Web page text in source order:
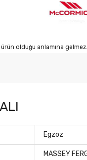
olduğu anlamına gelmez.
Egzoz
MASSEY